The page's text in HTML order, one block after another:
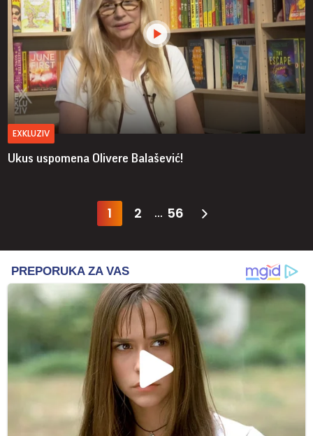
EXKLUZIV
Ukus uspomena Olivere Balašević!
1 2 ... 56